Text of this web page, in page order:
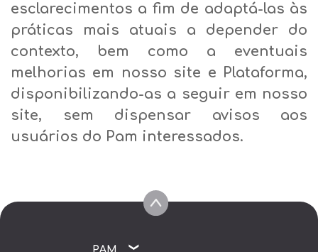
esclarecimentos a fim de adaptá-las às
práticas mais atuais a depender do
contexto, bem como a eventuais
melhorias em nosso site e Plataforma,
disponibilizando-as a seguir em nosso
site, sem dispensar avisos aos
usuários do Pam interessados.
PAM